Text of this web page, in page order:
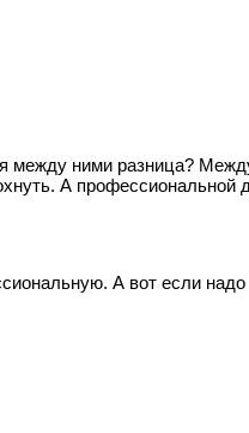
ними разница?
А
А вот если надо